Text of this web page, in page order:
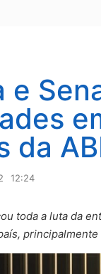
e
da
12:24
toda a luta da